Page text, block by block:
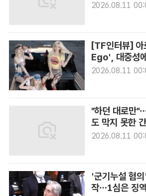
2026.08.11
[TF인터뷰]
Ego', 대중성
2026.08.11
"하던 대로만
도 막지 못한
2026.08.11
'군기누설 혐
작…1심은 징